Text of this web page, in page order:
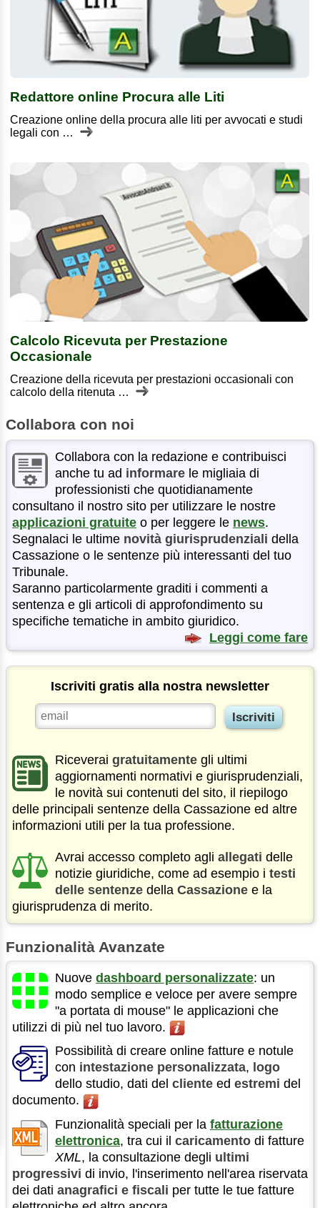
Redattore online Procura alle Liti
Creazione online della procura alle liti per avvocati e studi
legali con …
Calcolo Ricevuta per Prestazione
Occasionale
Creazione della ricevuta per prestazioni occasionali con
calcolo della ritenuta …
Collabora con noi
Collabora con la redazione e contribuisci
anche tu ad informare le migliaia di
professionisti che quotidianamente
consultano il nostro sito per utilizzare le nostre
applicazioni gratuite o per leggere le news.
Segnalaci le ultime novità giurisprudenziali della
Cassazione o le sentenze più interessanti del tuo
Tribunale.
Saranno particolarmente graditi i commenti a
sentenza e gli articoli di approfondimento su
specifiche tematiche in ambito giuridico.
Leggi come fare
Iscriviti gratis alla nostra newsletter
Riceverai gratuitamente gli ultimi
aggiornamenti normativi e giurisprudenziali,
le novità sui contenuti del sito, il riepilogo
delle principali sentenze della Cassazione ed altre
informazioni utili per la tua professione.
Avrai accesso completo agli allegati delle
notizie giuridiche, come ad esempio i testi
delle sentenze della Cassazione e la
giurisprudenza di merito.
Funzionalità Avanzate
Nuove dashboard personalizzate: un
modo semplice e veloce per avere sempre
"a portata di mouse" le applicazioni che
utilizzi di più nel tuo lavoro.
Possibilità di creare online fatture e notule
con intestazione personalizzata, logo
dello studio, dati del cliente ed estremi del
documento.
Funzionalità speciali per la fatturazione
elettronica, tra cui il caricamento di fatture
XML, la consultazione degli ultimi
progressivi di invio, l'inserimento nell'area riservata
dei dati anagrafici e fiscali per tutte le tue fatture